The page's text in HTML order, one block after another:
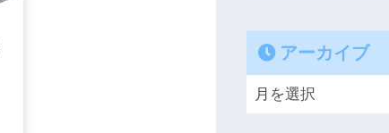
アーカイブ